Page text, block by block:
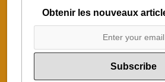
Obtenir les nouveaux